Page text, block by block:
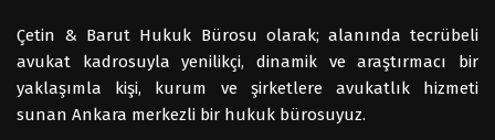
Çetin & Barut Hukuk Bürosu olarak; alanında tecrübeli
avukat kadrosuyla yenilikçi, dinamik ve araştırmacı bir
yaklaşımla kişi, kurum ve şirketlere avukatlık hizmeti
sunan Ankara merkezli bir hukuk bürosuyuz.